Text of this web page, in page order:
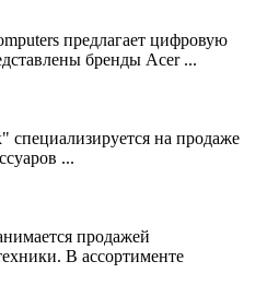
предлагает цифровую
бренды Acer ...
на продаже
...
продажей
В ассортименте